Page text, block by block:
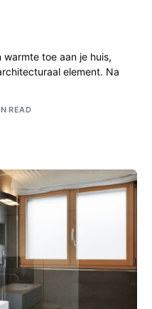
toe aan je huis,
element. Na
READ